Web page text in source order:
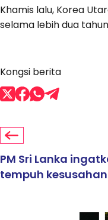
Khamis lalu, Korea
selama lebih dua
Kongsi berita
PM Sri Lanka
tempuh kesusahan